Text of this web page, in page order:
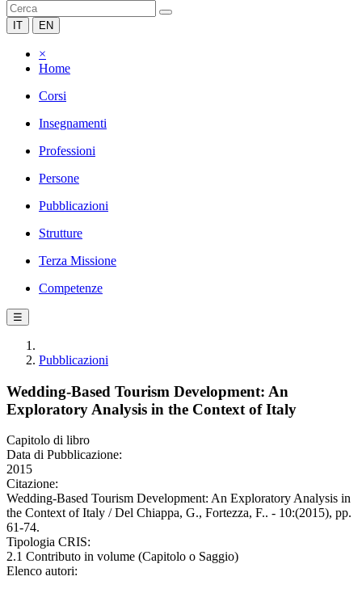
IT EN
×
Home
Corsi
Insegnamenti
Professioni
Persone
Pubblicazioni
Strutture
Terza Missione
Competenze
☰
Pubblicazioni
Wedding-Based Tourism Development: An
Exploratory Analysis in the Context of Italy
Capitolo di libro
Data di Pubblicazione:
2015
Citazione:
Wedding-Based Tourism Development: An Exploratory Analysis in
the Context of Italy / Del Chiappa, G., Fortezza, F.. - 10:(2015), pp.
61-74.
Tipologia CRIS:
2.1 Contributo in volume (Capitolo o Saggio)
Elenco autori: